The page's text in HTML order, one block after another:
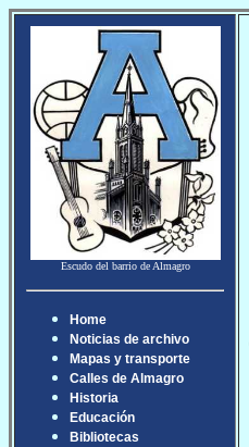
Escudo del barrio de Almagro
Home
Noticias de archivo
Mapas y transporte
Calles de Almagro
Historia
Educación
Bibliotecas